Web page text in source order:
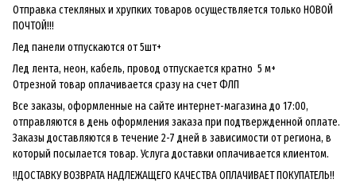
Отправка стекляных и хрупких товаров осуществляется только НОВОЙ
ПОЧТОЙ!!!
Лед панели отпускаются от 5шт+
Лед лента, неон, кабель, провод отпускается кратно 5 м+
Отрезной товар оплачивается сразу на счет ФЛП
Все заказы, оформленные на сайте интернет-магазина до 17:00,
отправляются в день оформления заказа при подтвержденной оплате.
Заказы доставляются в течение 2-7 дней в зависимости от региона, в
который посылается товар. Услуга доставки оплачивается клиентом.
!!ДОСТАВКУ ВОЗВРАТА НАДЛЕЖАЩЕГО КАЧЕСТВА ОПЛАЧИВАЕТ ПОКУПАТЕЛЬ!!